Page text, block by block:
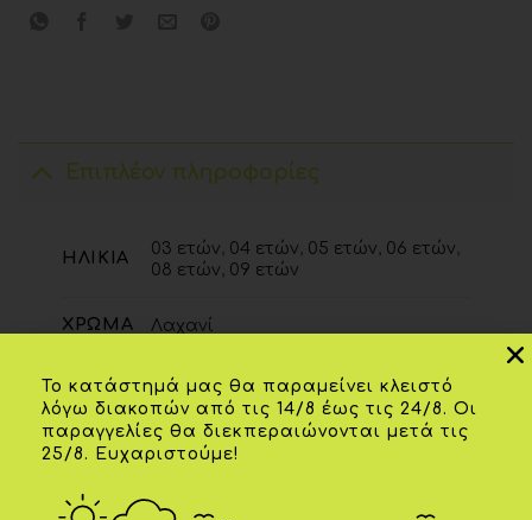
Επιπλέον πληροφορίες
ΗΛΙΚΊΑ 03 ετών 04 ετών 05 ετών 06 ετών
08 ετών 09 ετών
ΧΡΏΜΑ Λαχανί
ΣΧΕΤΙΚΆ ΠΡΟΪΌΝΤΑ
Το κατάστημά μας θα παραμείνει κλειστό
λόγω διακοπών από τις 14/8 έως τις 24/8. Οι
παραγγελίες θα διεκπεραιώνονται μετά τις
25/8. Ευχαριστούμε!